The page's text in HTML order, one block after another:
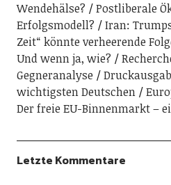
Wendehälse?
Postliberale
Erfolgsmodell?
Iran:
Zeit“ könnte verheerende
Und wenn ja, wie?
Gegneranalyse
wichtigsten Deutschen
Der freie EU-Binnenmarkt –
Letzte Kommentare